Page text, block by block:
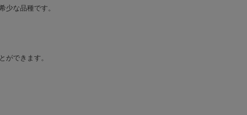
少な品種です。
ができます。